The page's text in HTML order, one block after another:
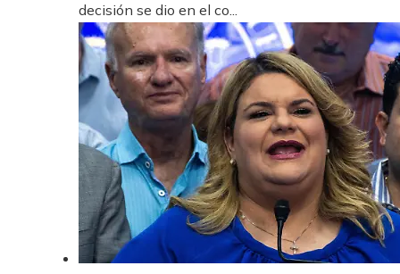
decisión se dio en el co...